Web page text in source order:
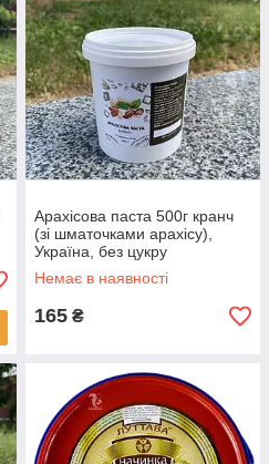
Арахісова паста 500г кранч
(зі шматочками арахісу),
Україна, без цукру
Немає в наявності
165 ₴